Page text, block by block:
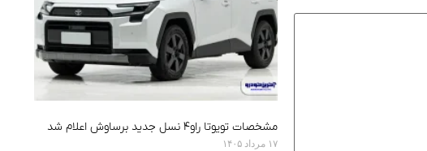
مشخصات تویوتا راو۴ نسل جدید برساوش اعلام شد
۱۷ مرداد ۱۴۰۵